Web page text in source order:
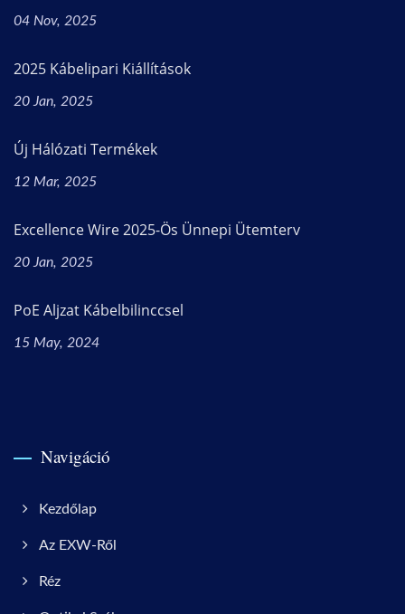
04 Nov, 2025
2025 Kábelipari Kiállítások
20 Jan, 2025
Új Hálózati Termékek
12 Mar, 2025
Excellence Wire 2025-Ös Ünnepi Ütemterv
20 Jan, 2025
PoE Aljzat Kábelbilinccsel
15 May, 2024
Navigáció
Kezdőlap
Az EXW-Ről
Réz